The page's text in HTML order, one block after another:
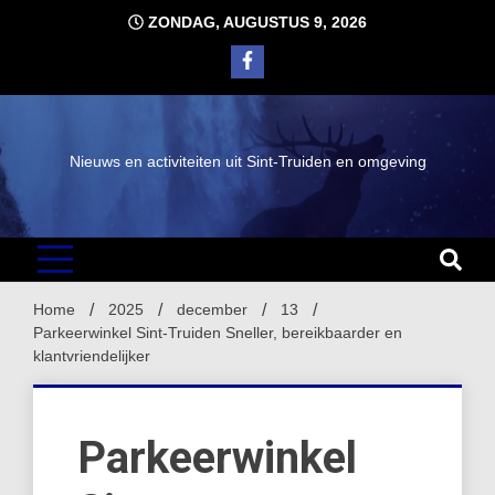
ZONDAG, AUGUSTUS 9, 2026
Nieuws en activiteiten uit Sint-Truiden en omgeving
Home 2025 december
13
Parkeerwinkel Sint-Truiden Sneller, bereikbaarder en
klantvriendelijker
Parkeerwinkel